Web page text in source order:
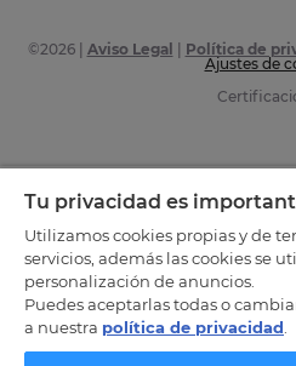
©2026| Aviso Legal Política de
Ajustes de
Tu privacidad es
Utilizamos cookies propias y de
servicios, además las cookies se
personalización de anuncios.
Puedes aceptarlas todas o
a nuestra política de privacidad